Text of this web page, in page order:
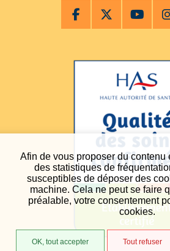
Afin de vous proposer du contenu
des statistiques de
susceptibles de déposer des
machine. Cela ne peut se faire
préalable, votre consentement
cookies.
OK, tout accepter Tout refuser